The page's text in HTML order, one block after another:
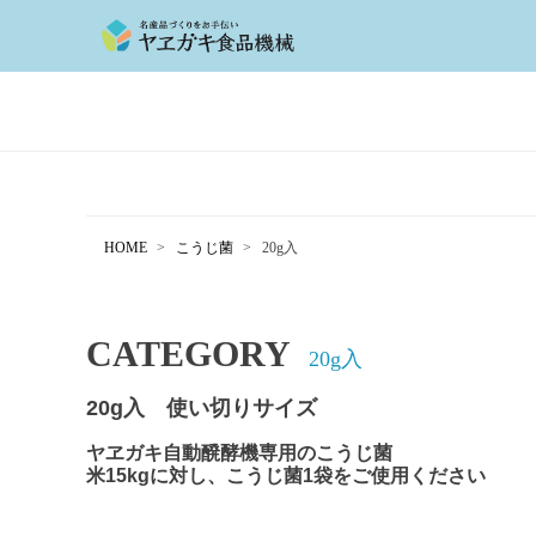
HOME こうじ菌 20g入
CATEGORY 20g入
20g入 使い切りサイズ
ヤヱガキ自動醗酵機専用のこうじ菌
米15kgに対し、こうじ菌1袋をご使用ください